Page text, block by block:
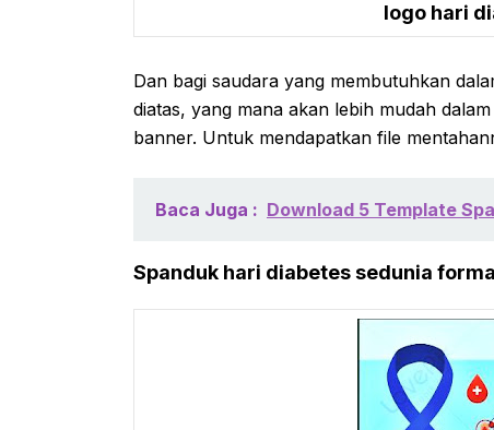
logo hari
Dan bagi saudara yang membutuhkan
diatas, yang mana akan lebih mudah
banner. Untuk mendapatkan file
Baca Juga : Download 5 Template
Spanduk hari diabetes sedunia